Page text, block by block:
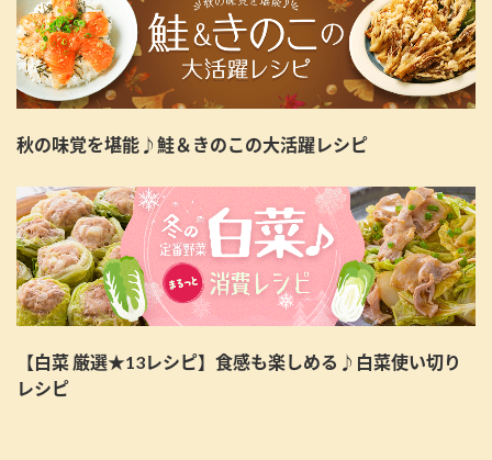
秋の味覚を堪能♪鮭＆きのこの大活躍レシピ
【白菜 厳選★13レシピ】食感も楽しめる♪白菜使い切り
レシピ